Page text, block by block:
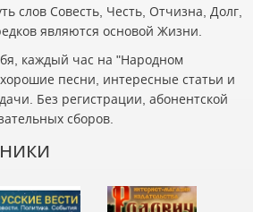
слов Совесть, Честь, Отчизна, Долг,
являются основой Жизни.
каждый час на "Народном
песни, интересные статьи и
Без регистрации, абонентской
сборов.